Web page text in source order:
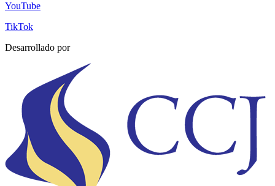
YouTube
TikTok
Desarrollado por